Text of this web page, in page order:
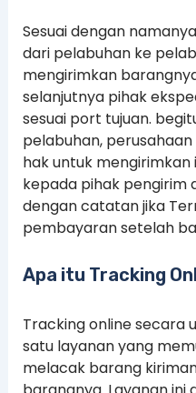
Sesuai dengan
dari pelabuhan ke
mengirimkan
selanjutnya pihak
sesuai port tujuan.
pelabuhan,
hak untuk
kepada pihak pengirim
dengan catatan jika
pembayaran setelah
Apa itu Tracking
Tracking online secara
satu layanan yang
melacak barang